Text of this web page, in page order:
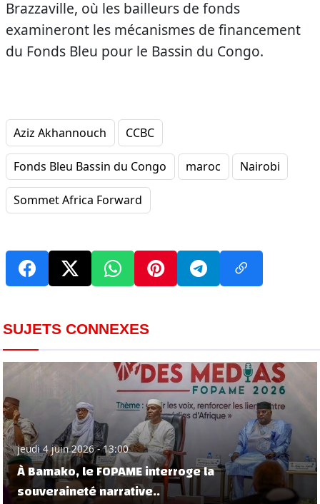
Brazzaville, où les bailleurs de fonds
examineront les mécanismes de financement
du Fonds Bleu pour le Bassin du Congo.
Aziz Akhannouch CCBC
Fonds Bleu Bassin du Congo maroc Nairobi
Sommet Africa Forward
SUJETS CONNEXES
jeudi 4 juin 2026 - 13:00
À Bamako, le FOPAME interroge la
souveraineté narrative..